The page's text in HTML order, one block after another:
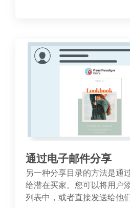
通过电子邮件分享
另一种分享目录的方法是通
给潜在买家。您可以将用户
列表中，或者直接发送给他